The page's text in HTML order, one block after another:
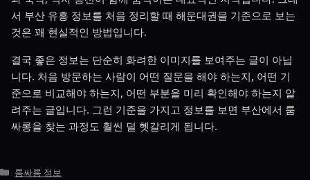
서 부산 유흥 정보를 처음 정리할 때 해운대권을 기준으로 보는
것은 꽤 현실적인 방법입니다.
결국 좋은 정보는 단순히 화려한 이미지를 보여주는 글이 아닙
니다. 처음 방문하는 사람이 어떤 질문을 해야 하는지, 어떤 기
준으로 비교해야 하는지, 어떤 부분을 미리 확인해야 하는지 알
려주는 글입니다. 그런 기준을 가지고 정보를 보면 부산에서 룸
싸롱을 찾는 과정도 훨씬 덜 헷갈리게 됩니다.
카
룸싸롱 정보